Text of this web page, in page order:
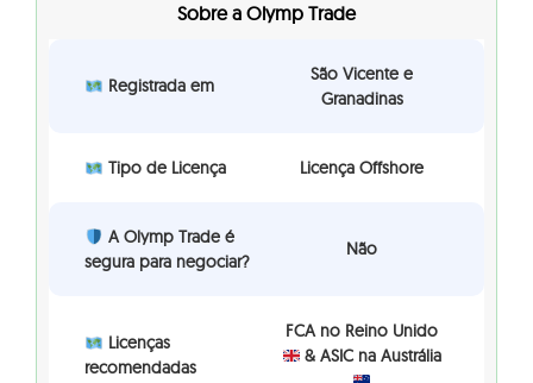
Sobre a Olymp Trade
Registrada em
São Vicente e
Granadinas
Tipo de Licença Licença Offshore
A Olymp Trade é
segura para negociar?
Não
Licenças
recomendadas
FCA no Reino Unido
& ASIC na Austrália